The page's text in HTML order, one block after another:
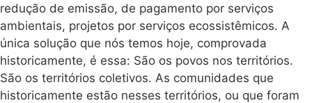
redução de emissão, de pagamento por serviços
ambientais, projetos por serviços ecossistêmicos. A
única solução que nós temos hoje, comprovada
historicamente, é essa: São os povos nos territórios.
São os territórios coletivos. As comunidades que
historicamente estão nesses territórios, ou que foram